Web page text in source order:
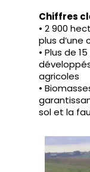
Chiffres
• 2 900
plus d’une
• Plus de
agricoles
•
sol et la